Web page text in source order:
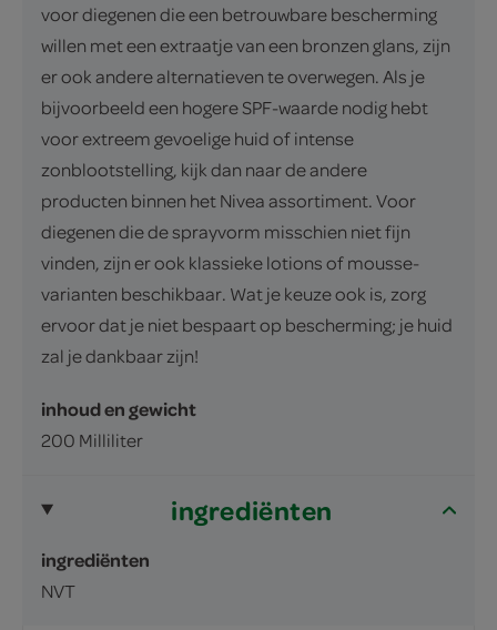
voor diegenen die een betrouwbare bescherming
willen met een extraatje van een bronzen glans, zijn
er ook andere alternatieven te overwegen. Als je
bijvoorbeeld een hogere SPF-waarde nodig hebt
voor extreem gevoelige huid of intense
zonblootstelling, kijk dan naar de andere
producten binnen het Nivea assortiment. Voor
diegenen die de sprayvorm misschien niet fijn
vinden, zijn er ook klassieke lotions of mousse-
varianten beschikbaar. Wat je keuze ook is, zorg
ervoor dat je niet bespaart op bescherming; je huid
zal je dankbaar zijn!
inhoud en gewicht
200 Milliliter
ingrediënten
ingrediënten
NVT